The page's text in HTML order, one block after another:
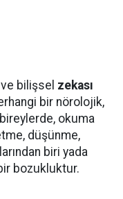
bilişsel zekası
bir nörolojik,
okuma
düşünme,
biri yada
bozukluktur.